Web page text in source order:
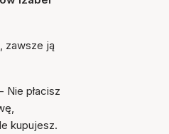
zawsze ją
- Nie płacisz
kupujesz.